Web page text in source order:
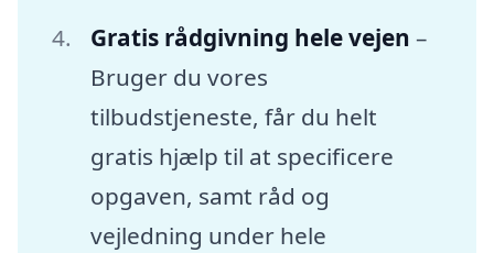
Gratis rådgivning hele vejen –
Bruger du vores
tilbudstjeneste, får du helt
gratis hjælp til at specificere
opgaven, samt råd og
vejledning under hele